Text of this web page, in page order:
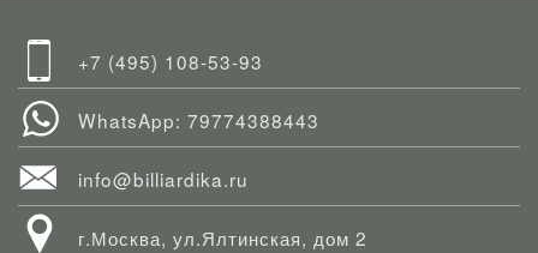
+7 (495) 108-53-93
WhatsApp: 79774388443
info@billiardika.ru
г.Москва, ул.Ялтинская, дом 2